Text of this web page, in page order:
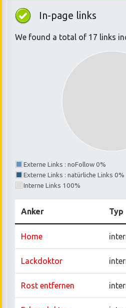
In-page links
We found a total of 17 links
Externe Links : noFollow 0%
Externe Links : natürliche Links 0%
Interne Links 100%
Anker Typ
Home
Lackdoktor
Rost entfernen